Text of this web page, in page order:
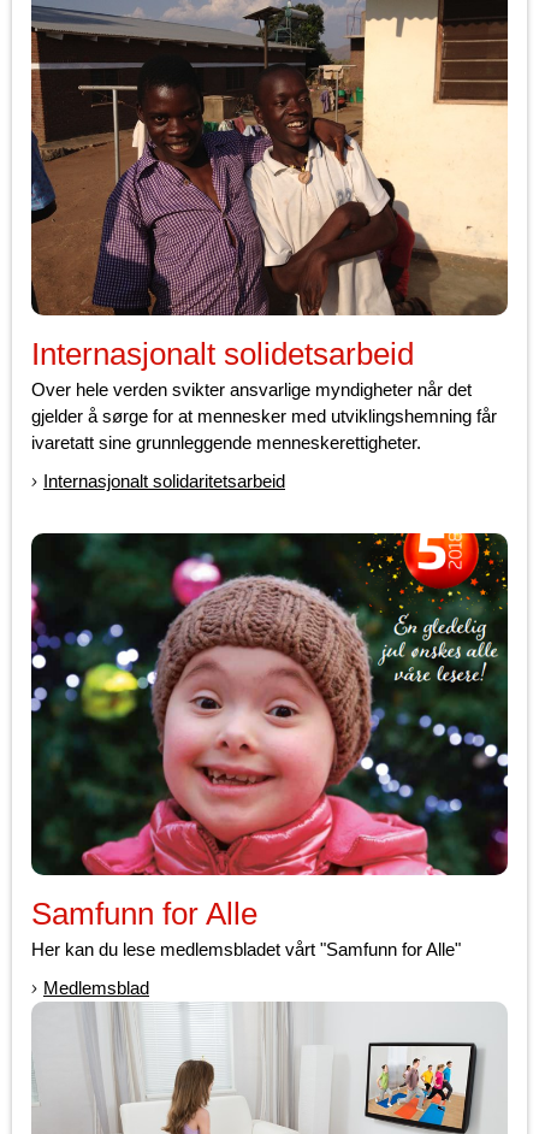
Internasjonalt solidetsarbeid
Over hele verden svikter ansvarlige myndigheter når det
gjelder å sørge for at mennesker med utviklingshemning får
ivaretatt sine grunnleggende menneskerettigheter.
Internasjonalt solidaritetsarbeid
Samfunn for Alle
Her kan du lese medlemsbladet vårt "Samfunn for Alle"
Medlemsblad